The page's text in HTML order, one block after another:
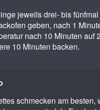
jeweils drei- bis
geben, nach 1
nach 10 Minuten auf
10 Minuten backen.
schmecken am besten,